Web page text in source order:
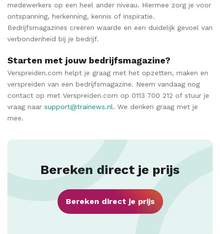
medewerkers op een heel ander niveau. Hiermee zorg je voor
ontspanning, herkenning, kennis of inspiratie.
Bedrijfsmagazines creëren waarde en een duidelijk gevoel van
verbondenheid bij je bedrijf.
Starten met jouw bedrijfsmagazine?
Verspreiden.com helpt je graag met het opzetten, maken en
verspreiden van een bedrijfsmagazine. Neem vandaag nog
contact op met Verspreiden.com op 0113 700 212 of stuur je
vraag naar support@trainews.nl. We denken graag met je
mee.
Bereken direct je prijs
Bereken direct je prijs